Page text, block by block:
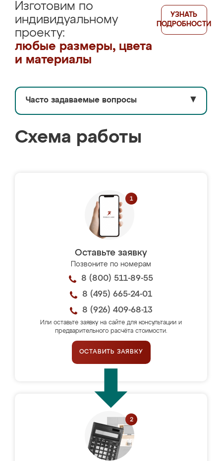
Изготовим по
индивидуальному
проекту:
любые размеры, цвета
и материалы
УЗНАТЬ
ПОДРОБНОСТИ
Часто задаваемые вопросы ▼
Схема работы
Оставьте заявку
Позвоните по номерам
8 (800) 511-89-55
8 (495) 665-24-01
8 (926) 409-68-13
Или оставьте заявку на сайте для консультации и
предварительного расчёта стоимости.
ОСТАВИТЬ ЗАЯВКУ